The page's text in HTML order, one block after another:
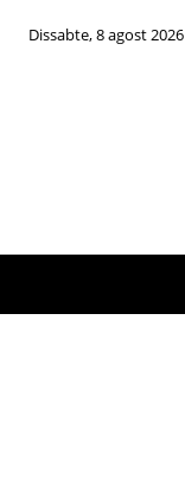
Dissabte, 8 agost 2026